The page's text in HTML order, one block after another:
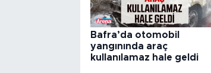
Bafra’da otomobil
yangınında araç
kullanılamaz hale geldi